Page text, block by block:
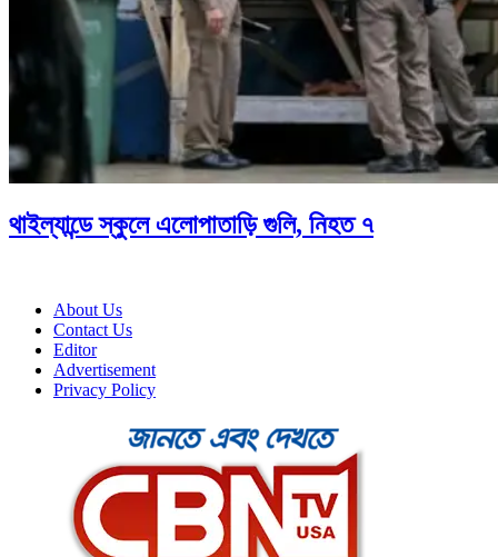
থাইল্যান্ডে স্কুলে এলোপাতাড়ি গুলি, নিহত ৭
About Us
Contact Us
Editor
Advertisement
Privacy Policy